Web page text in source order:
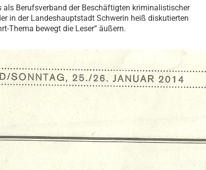
als Berufsverband der Beschäftigten kriminalistischer
in der Landeshauptstadt Schwerin heiß diskutierten
Thema bewegt die Leser“ äußern.